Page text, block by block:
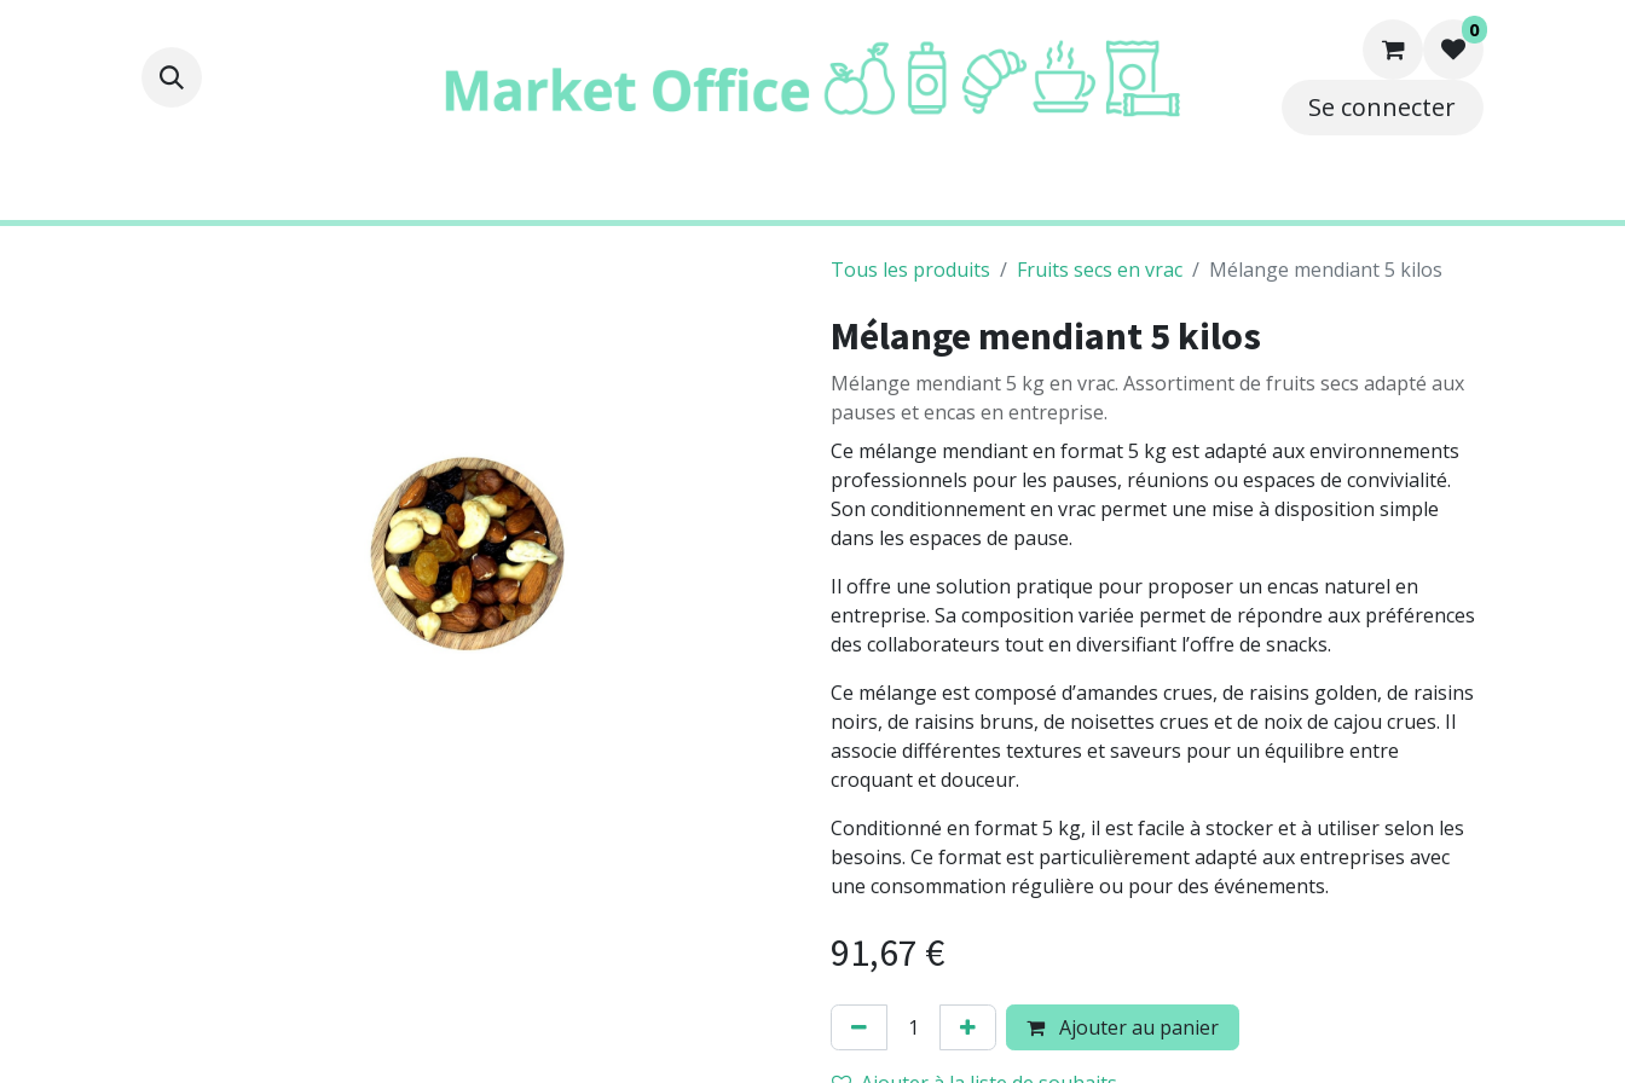
0
Se connecter
Tous les produits Fruits secs en vrac Mélange mendiant 5 kilos
Mélange mendiant 5 kilos
Mélange mendiant 5 kg en vrac. Assortiment de fruits secs adapté aux
pauses et encas en entreprise.
Ce mélange mendiant en format 5 kg est adapté aux environnements
professionnels pour les pauses, réunions ou espaces de convivialité.
Son conditionnement en vrac permet une mise à disposition simple
dans les espaces de pause.
Il offre une solution pratique pour proposer un encas naturel en
entreprise. Sa composition variée permet de répondre aux préférences
des collaborateurs tout en diversifiant l’offre de snacks.
Ce mélange est composé d’amandes crues, de raisins golden, de raisins
noirs, de raisins bruns, de noisettes crues et de noix de cajou crues. Il
associe différentes textures et saveurs pour un équilibre entre
croquant et douceur.
Conditionné en format 5 kg, il est facile à stocker et à utiliser selon les
besoins. Ce format est particulièrement adapté aux entreprises avec
une consommation régulière ou pour des événements.
91,67 €
Ajouter au panier